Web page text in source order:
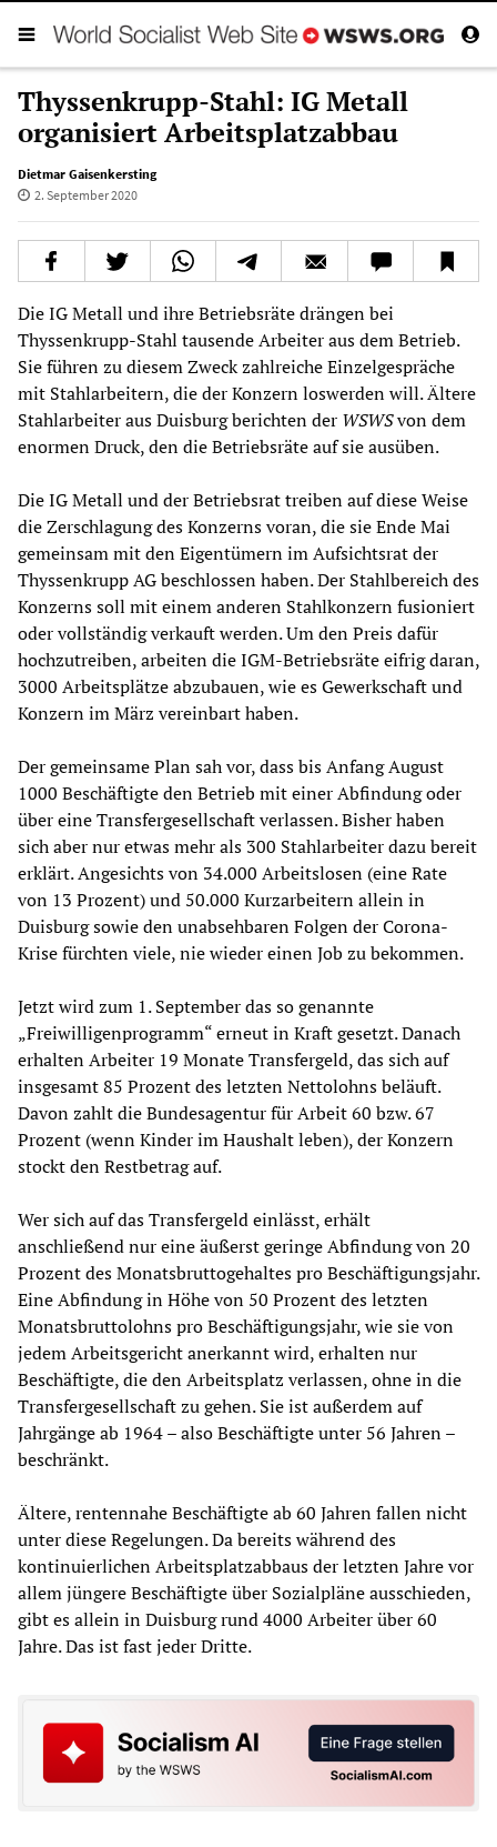
Thyssenkrupp-Stahl: IG Metall
organisiert Arbeitsplatzabbau
Dietmar Gaisenkersting
2. September 2020
Die IG Metall und ihre Betriebsräte drängen bei
Thyssenkrupp-Stahl tausende Arbeiter aus dem Betrieb.
Sie führen zu diesem Zweck zahlreiche Einzelgespräche
mit Stahlarbeitern, die der Konzern loswerden will. Ältere
Stahlarbeiter aus Duisburg berichten der WSWSvon dem
enormen Druck, den die Betriebsräte auf sie ausüben.
Die IG Metall und der Betriebsrat treiben auf diese Weise
die Zerschlagung des Konzerns voran, die sie Ende Mai
gemeinsam mit den Eigentümern im Aufsichtsrat der
Thyssenkrupp AG beschlossen haben. Der Stahlbereich des
Konzerns soll mit einem anderen Stahlkonzern fusioniert
oder vollständig verkauft werden. Um den Preis dafür
hochzutreiben, arbeiten die IGM-Betriebsräte eifrig daran,
3000 Arbeitsplätze abzubauen, wie es Gewerkschaft und
Konzern im März vereinbart haben.
Der gemeinsame Plan sah vor, dass bis Anfang August
1000 Beschäftigte den Betrieb mit einer Abfindung oder
über eine Transfergesellschaft verlassen. Bisher haben
sich aber nur etwas mehr als 300 Stahlarbeiter dazu bereit
erklärt. Angesichts von 34.000 Arbeitslosen (eine Rate
von 13 Prozent) und 50.000 Kurzarbeitern allein in
Duisburg sowie den unabsehbaren Folgen der Corona-
Krise fürchten viele, nie wieder einen Job zu bekommen.
Jetzt wird zum 1. September das so genannte
„Freiwilligenprogramm“ erneut in Kraft gesetzt. Danach
erhalten Arbeiter 19 Monate Transfergeld, das sich auf
insgesamt 85 Prozent des letzten Nettolohns beläuft.
Davon zahlt die Bundesagentur für Arbeit 60 bzw. 67
Prozent (wenn Kinder im Haushalt leben), der Konzern
stockt den Restbetrag auf.
Wer sich auf das Transfergeld einlässt, erhält
anschließend nur eine äußerst geringe Abfindung von 20
Prozent des Monatsbruttogehaltes pro Beschäftigungsjahr.
Eine Abfindung in Höhe von 50 Prozent des letzten
Monatsbruttolohns pro Beschäftigungsjahr, wie sie von
jedem Arbeitsgericht anerkannt wird, erhalten nur
Beschäftigte, die den Arbeitsplatz verlassen, ohne in die
Transfergesellschaft zu gehen. Sie ist außerdem auf
Jahrgänge ab 1964 – also Beschäftigte unter 56 Jahren –
beschränkt.
Ältere, rentennahe Beschäftigte ab 60 Jahren fallen nicht
unter diese Regelungen. Da bereits während des
kontinuierlichen Arbeitsplatzabbaus der letzten Jahre vor
allem jüngere Beschäftigte über Sozialpläne ausschieden,
gibt es allein in Duisburg rund 4000 Arbeiter über 60
Jahre. Das ist fast jeder Dritte.